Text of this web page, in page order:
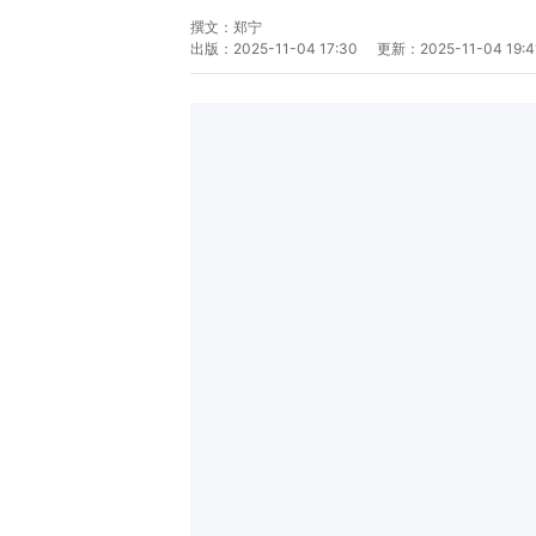
撰文： 郑宁
出版： 2025-11-04 17:30 更新： 2025-11-04